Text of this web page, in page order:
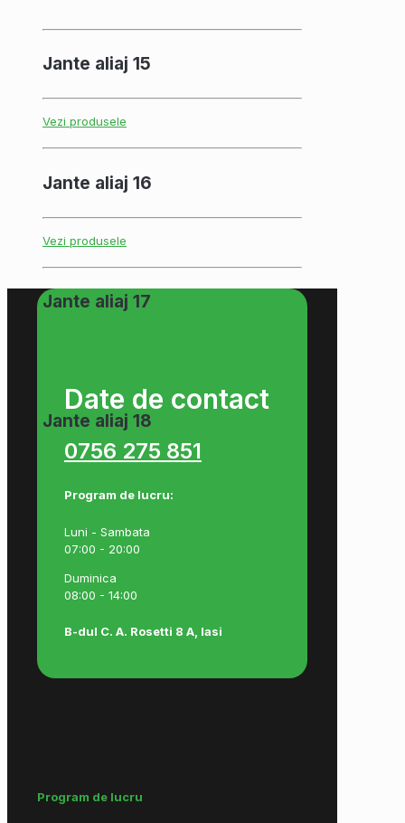
Jante aliaj 15
Vezi produsele
Jante aliaj 16
Vezi produsele
Jante aliaj 17
Jante aliaj 18
Date de contact
0756 275 851
Program de lucru:
Luni - Sambata
07:00 - 20:00
Duminica
08:00 - 14:00
B-dul C. A. Rosetti 8 A, Iasi
Program de lucru